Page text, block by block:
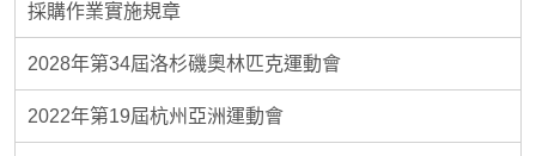
採購作業實施規章
2028年第34屆洛杉磯奧林匹克運動會
2022年第19屆杭州亞洲運動會